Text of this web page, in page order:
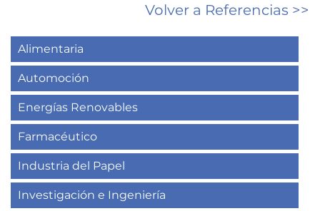
Volver a Referencias >>
Alimentaria
Automoción
Energías Renovables
Farmacéutico
Industria del Papel
Investigación e Ingeniería